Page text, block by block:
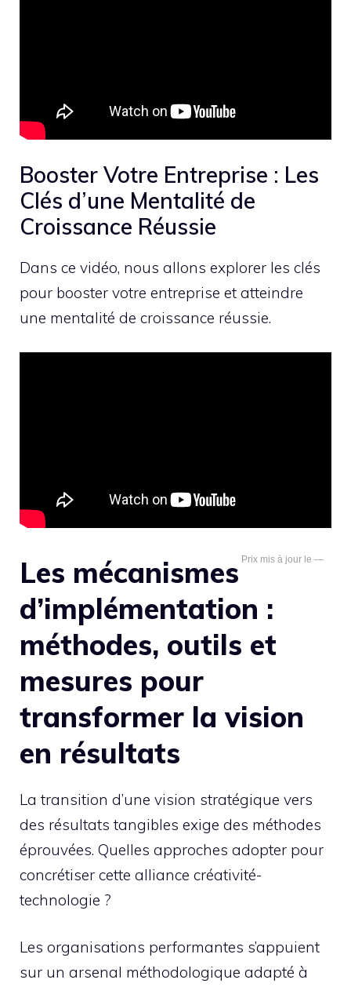
Booster Votre Entreprise : Les
Clés d’une Mentalité de
Croissance Réussie
Dans ce vidéo, nous allons explorer les clés
pour booster votre entreprise et atteindre
une mentalité de croissance réussie.
—
Les mécanismes
d’implémentation :
méthodes, outils et
mesures pour
transformer la vision
en résultats
La transition d’une vision stratégique vers
des résultats tangibles exige des méthodes
éprouvées. Quelles approches adopter pour
concrétiser cette alliance créativité-
technologie ?
Les organisations performantes s’appuient
sur un arsenal méthodologique adapté à